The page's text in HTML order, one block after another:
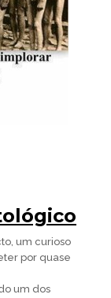
um curioso
por quase
um dos